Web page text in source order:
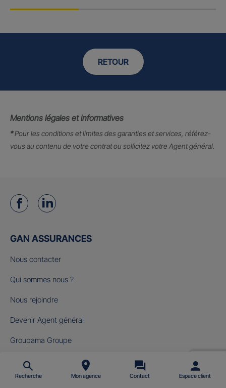
RETOUR
Mentions légales et informatives
*Pour les conditions et limites des garanties et services, référez-
vous au contenu de votre contrat ou sollicitez votre Agent général.
Recherche Mon agence Contact Espace client
GAN ASSURANCES
Nous contacter
Qui sommes nous ?
Nous rejoindre
Devenir Agent général
Groupama Groupe
Fondation Gan pour le Cinéma
NOS OFFRES